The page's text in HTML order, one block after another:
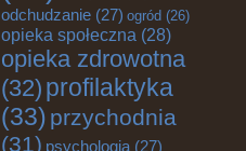
odchudzanie (27) ogród (26)
opieka społeczna (28)
opieka zdrowotna
(32) profilaktyka
(33) przychodnia
(31) psychologia (27)